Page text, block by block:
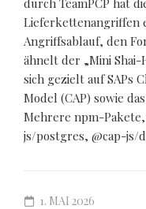
durch TeamPCP hat
Lieferkettenangriffen
Angriffsablauf, den
ähnelt der „Mini
sich gezielt auf SAPs
Model (CAP) sowie
Mehrere npm-
js/postgres, @cap-js/
1. MAI 2026